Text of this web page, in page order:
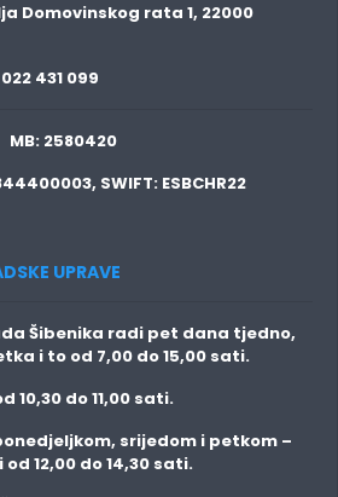
Domovinskog rata 1, 22000
022 431 099
MB: 2580420
SWIFT: ESBCHR22
UPRAVE
Šibenika radi pet dana tjedno,
i to od 7,00 do 15,00 sati.
10,30 do 11,00 sati.
srijedom i petkom –
12,00 do 14,30 sati.